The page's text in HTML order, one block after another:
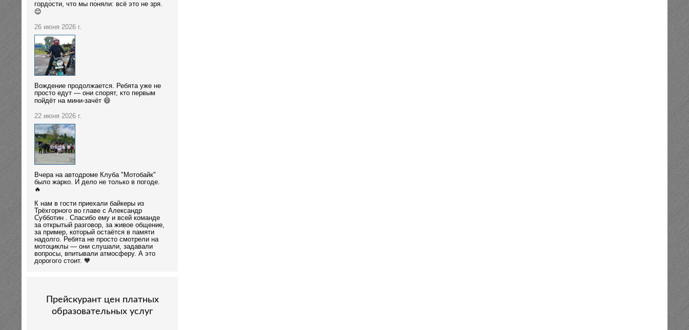
гордости, что мы поняли: всё это не зря.
😌
26 июня 2026 г.
Вождение продолжается. Ребята уже не
просто едут — они спорят, кто первым
пойдёт на мини-зачёт 😄
22 июня 2026 г.
Вчера на автодроме Клуба "Мотобайк"
было жарко. И дело не только в погоде.
🔥
К нам в гости приехали байкеры из
Трёхгорного во главе с Александр
Субботин . Спасибо ему и всей команде
за открытый разговор, за живое общение,
за пример, который остаётся в памяти
надолго. Ребята не просто смотрели на
мотоциклы — они слушали, задавали
вопросы, впитывали атмосферу. А это
дорогого стоит. 🧡
Прейскурант цен платных
образовательных услуг